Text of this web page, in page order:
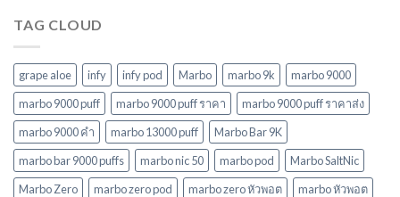
นิยม
ใหม่
ล่าสุด
ในปี
2568
TAG CLOUD
grape aloe infy infy pod Marbo marbo 9k
marbo 9000
marbo 9000 puff
marbo 9000 puff ราคา
marbo 9000 puff ราคาส่ง
marbo 9000 คํา
marbo 13000 puff
Marbo Bar 9K
marbo bar 9000 puffs
marbo nic 50 marbo pod
Marbo SaltNic
Marbo Zero
marbo zero pod marbo zero หัวพอต
marbo หัวพอต